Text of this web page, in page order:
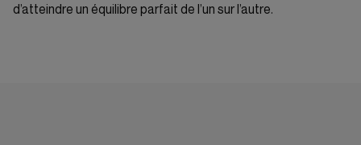
d’atteindre un équilibre parfait de l’un sur l’autre.